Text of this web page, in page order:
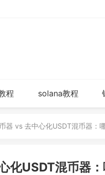
程 solana教程
器 vs 去中心化USDT混币器：
化USDT混币器